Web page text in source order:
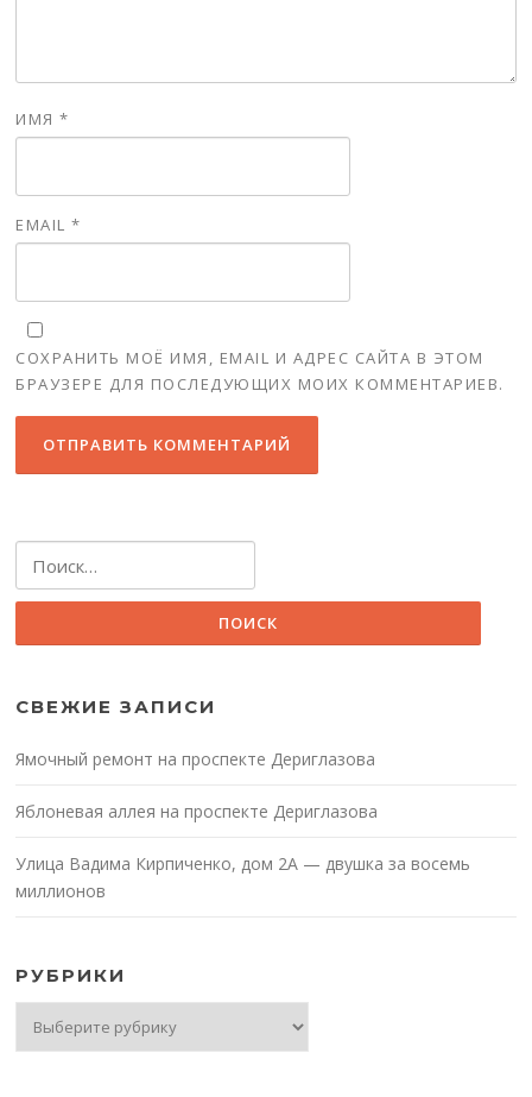
ИМЯ*
EMAIL*
СОХРАНИТЬ МОЁ ИМЯ, EMAIL И АДРЕС САЙТА В ЭТОМ
БРАУЗЕРЕ ДЛЯ ПОСЛЕДУЮЩИХ МОИХ КОММЕНТАРИЕВ.
СВЕЖИЕ ЗАПИСИ
Ямочный ремонт на проспекте Дериглазова
Яблоневая аллея на проспекте Дериглазова
Улица Вадима Кирпиченко, дом 2А — двушка за восемь
миллионов
РУБРИКИ